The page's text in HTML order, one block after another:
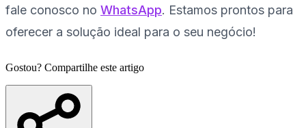
fale conosco no WhatsApp. Estamos prontos para
oferecer a solução ideal para o seu negócio!
Gostou? Compartilhe este artigo